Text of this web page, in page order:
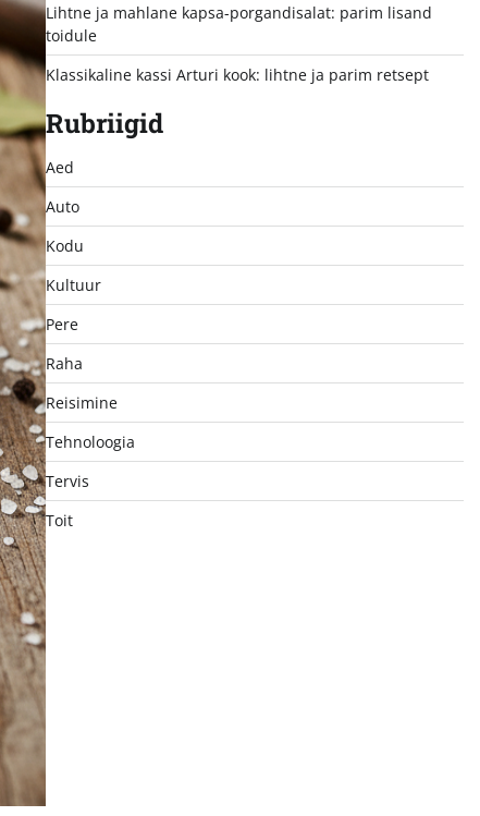
Lihtne ja mahlane kapsa-porgandisalat: parim lisand
toidule
Klassikaline kassi Arturi kook: lihtne ja parim retsept
Rubriigid
Aed
Auto
Kodu
Kultuur
Pere
Raha
Reisimine
Tehnoloogia
Tervis
Toit